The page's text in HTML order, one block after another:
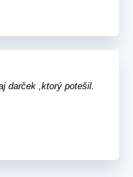
darček ,ktorý potešil.